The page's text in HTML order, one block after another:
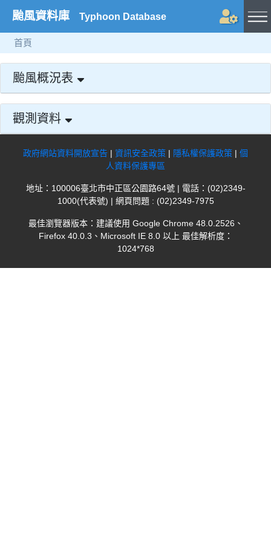
颱風資料庫 Typhoon Database
首頁
颱風概況表
觀測資料
政府網站資料開放宣告 | 資訊安全政策 | 隱私權保護政策 | 個
人資料保護專區
地址：100006臺北市中正區公園路64號 | 電話：(02)2349-
1000(代表號) | 網頁問題 : (02)2349-7975
最佳瀏覽器版本：建議使用 Google Chrome 48.0.2526、
Firefox 40.0.3、Microsoft IE 8.0 以上 最佳解析度：
1024*768